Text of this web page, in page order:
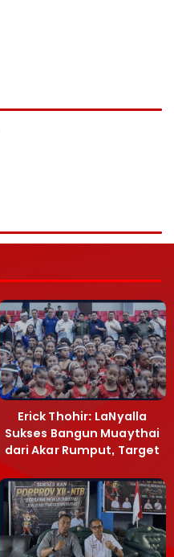
Erick Thohir: LaNyalla
Sukses Bangun Muaythai
dari Akar Rumput, Target